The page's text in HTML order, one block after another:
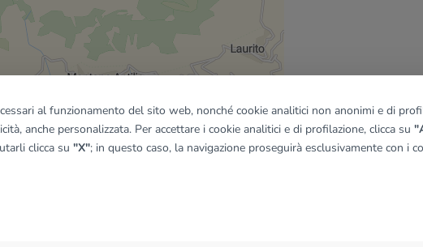
del riquadro
al funzionamento del sito web, nonché cookie analitici non anonimi e di
anche personalizzata. Per accettare i cookie analitici e di profilazione, clicca su
clicca su "X"; in questo caso, la navigazione proseguirà esclusivamente con i